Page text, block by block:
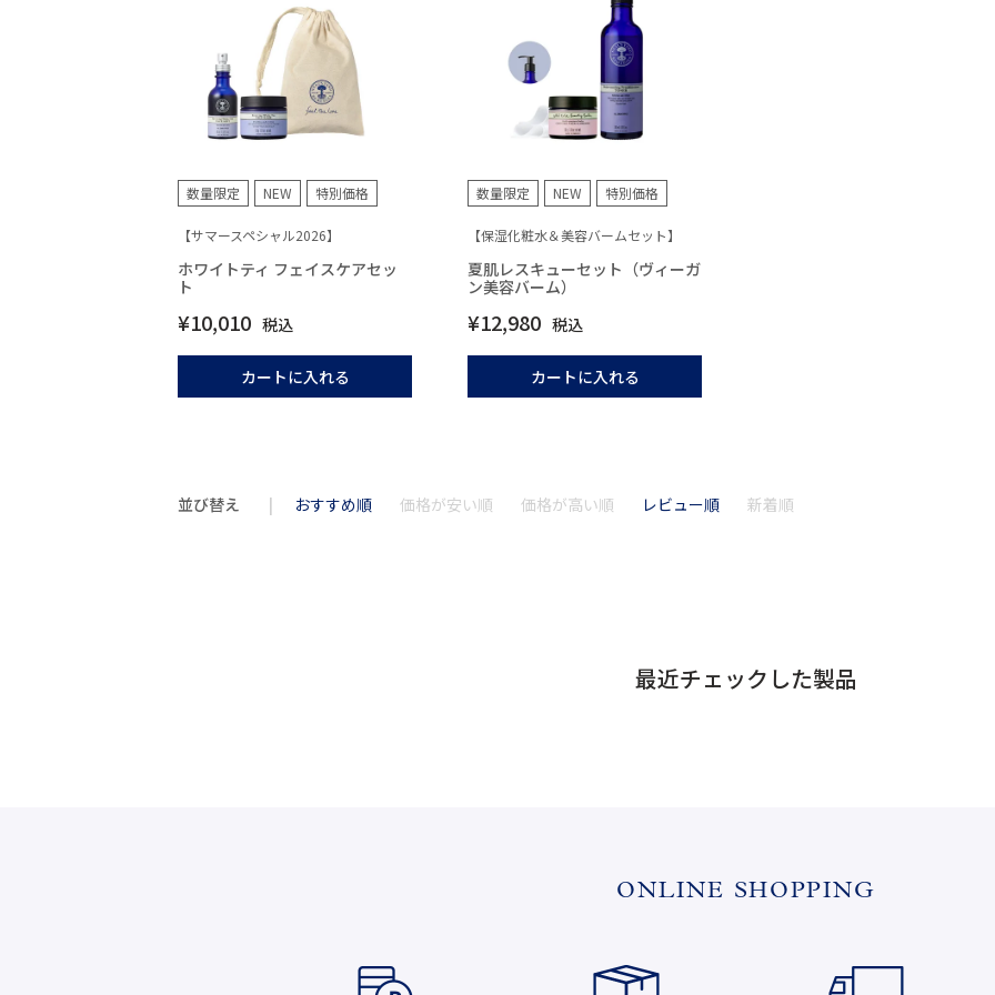
数量限定 NEW 特別価格
【サマースペシャル2026】
ホワイトティ フェイスケアセッ
ト
¥10,010 税込
カートに入れる
数量限定 NEW 特別価格
【保湿化粧水＆美容バームセット】
夏肌レスキューセット（ヴィーガ
ン美容バーム）
¥12,980 税込
カートに入れる
並び替え おすすめ順 価格が安い順 価格が高い順 レビュー順 新着順
最近チェックした製品
ONLINE SHOPPING